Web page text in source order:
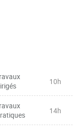
10h
14h